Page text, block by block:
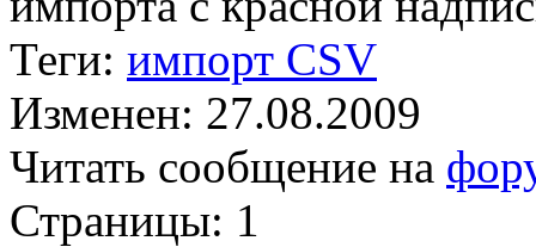
Теги: импорт CSV
Изменен: 27.08.2009
Читать сообщение на
Страницы: 1